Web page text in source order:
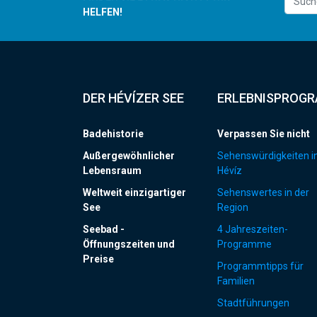
HELFEN!
DER HÉVÍZER SEE
Badehistorie
Außergewöhnlicher
Lebensraum
Weltweit einzigartiger
See
Seebad -
Öffnungszeiten und
Preise
Verpassen Sie nicht
Sehenswürdigkeiten
Hévíz
Sehenswertes in der
Region
4 Jahreszeiten-
Programme
Programmtipps für
Familien
Stadtführungen